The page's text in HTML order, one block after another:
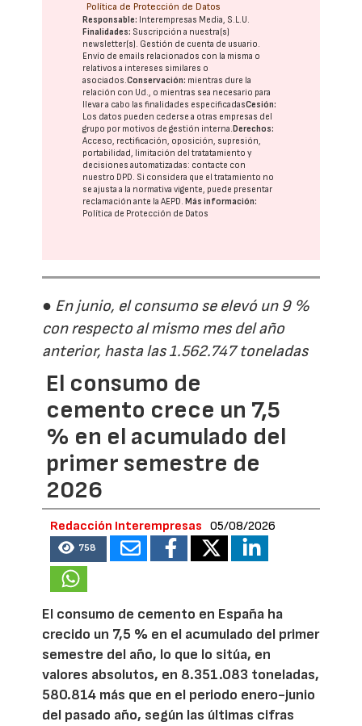
Política de Protección de Datos
Responsable: Interempresas Media, S.L.U.
Finalidades: Suscripción a nuestra(s)
newsletter(s). Gestión de cuenta de usuario.
Envío de emails relacionados con la misma o
relativos a intereses similares o
asociados.Conservación: mientras dure la
relación con Ud., o mientras sea necesario para
llevar a cabo las finalidades especificadasCesión:
Los datos pueden cederse a otras empresas del
grupo por motivos de gestión interna.Derechos:
Acceso, rectificación, oposición, supresión,
portabilidad, limitación del tratatamiento y
decisiones automatizadas: contacte con
nuestro DPD. Si considera que el tratamiento no
se ajusta a la normativa vigente, puede presentar
reclamación ante laAEPD.Más información:
Política de Protección de Datos
● En junio, el consumo se elevó un 9 %
con respecto al mismo mes del año
anterior, hasta las 1.562.747 toneladas
El consumo de
cemento crece un 7,5
% en el acumulado del
primer semestre de
2026
Redacción Interempresas 05/08/2026
758
El consumo de cemento en España ha
crecido un 7,5 % en el acumulado del primer
semestre del año, lo que lo sitúa, en
valores absolutos, en 8.351.083 toneladas,
580.814 más que en el periodo enero-junio
del pasado año, según las últimas cifras